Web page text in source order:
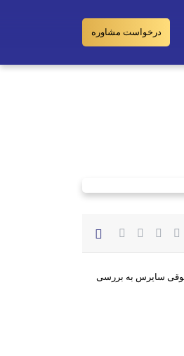
درخواست مشاوره
حقوقی سایرس به بررسی